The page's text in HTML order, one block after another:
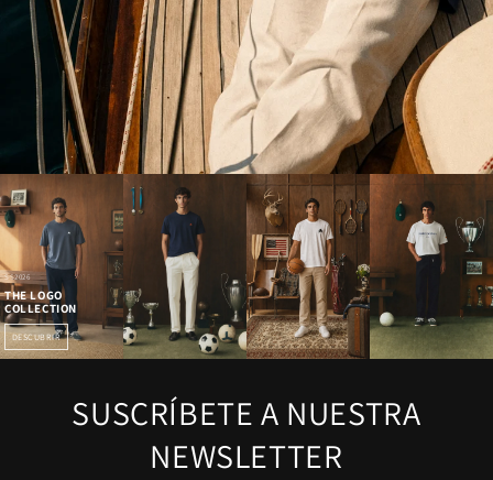
SS2026
THE LOGO
COLLECTION
DESCUBRIR
SUSCRÍBETE A NUESTRA
NEWSLETTER